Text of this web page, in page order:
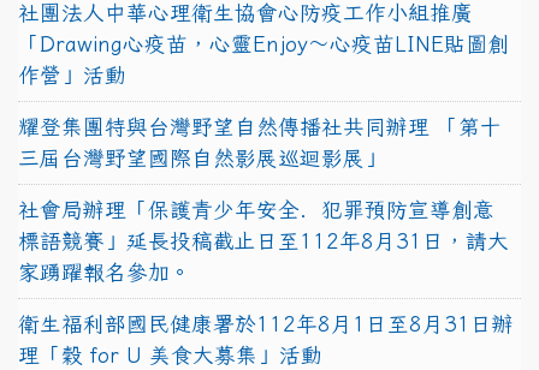
社團法人中華心理衛生協會心防疫工作小組推廣
「Drawing心疫苗，心靈Enjoy〜心疫苗LINE貼圖創
作營」活動
耀登集團特與台灣野望自然傳播社共同辦理 「第十
三屆台灣野望國際自然影展巡迴影展」
社會局辦理「保護青少年安全．犯罪預防宣導創意
標語競賽」延長投稿截止日至112年8月31日，請大
家踴躍報名參加。
衛生福利部國民健康署於112年8月1日至8月31日辦
理「穀 for U 美食大募集」活動